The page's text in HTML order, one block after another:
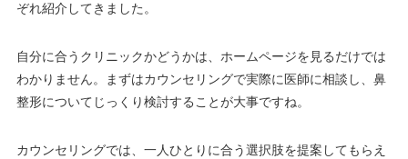
ぞれ紹介してきました。
自分に合うクリニックかどうかは、ホームページを見るだけでは
わかりません。まずはカウンセリングで実際に医師に相談し、鼻
整形についてじっくり検討することが大事ですね。
カウンセリングでは、一人ひとりに合う選択肢を提案してもらえ